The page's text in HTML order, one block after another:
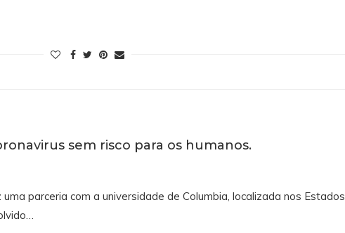
sem risco para os humanos.
parceria com a universidade de Columbia, localizada nos Estados